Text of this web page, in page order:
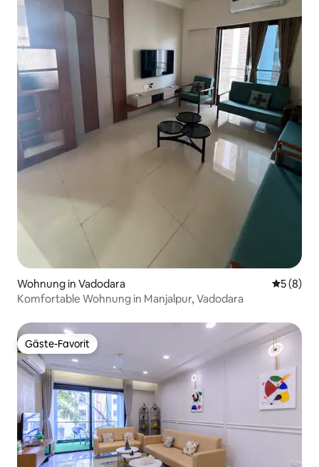
Wohnung in Vadodara
5 (8)
Komfortable Wohnung in Manjalpur, Vadodara
Gäste-Favorit
Gäste-Favorit